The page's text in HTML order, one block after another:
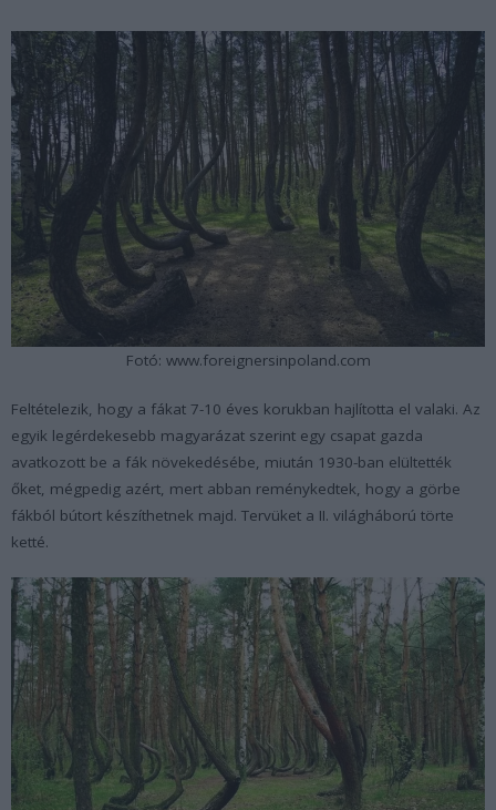
Fotó: www.foreignersinpoland.com
Feltételezik, hogy a fákat 7-10 éves korukban hajlította el valaki. Az
egyik legérdekesebb magyarázat szerint egy csapat gazda
avatkozott be a fák növekedésébe, miután 1930-ban elültették
őket, mégpedig azért, mert abban reménykedtek, hogy a görbe
fákból bútort készíthetnek majd. Tervüket a II. világháború törte
ketté.